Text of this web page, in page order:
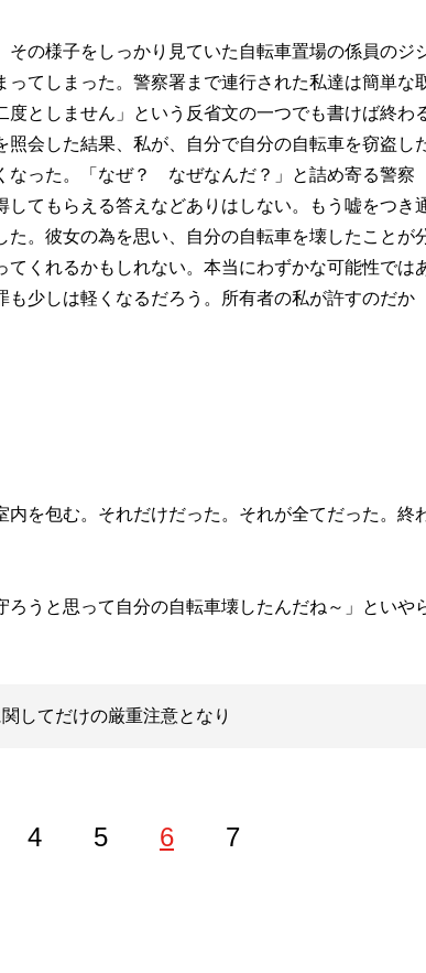
の様子をしっかり見ていた自転車置場の係員のジ
てしまった。警察署まで連行された私達は簡単な
としません」という反省文の一つでも書けば終わ
会した結果、私が、自分で自分の自転車を窃盗し
なった。「なぜ？ なぜなんだ？」と詰め寄る警察
てもらえる答えなどありはしない。もう嘘をつき
。彼女の為を思い、自分の自転車を壊したことが
くれるかもしれない。本当にわずかな可能性では
少しは軽くなるだろう。所有者の私が許すのだか
を包む。それだけだった。それが全てだった。終
うと思って自分の自転車壊したんだね～」といや
してだけの厳重注意となり
4 5 6 7